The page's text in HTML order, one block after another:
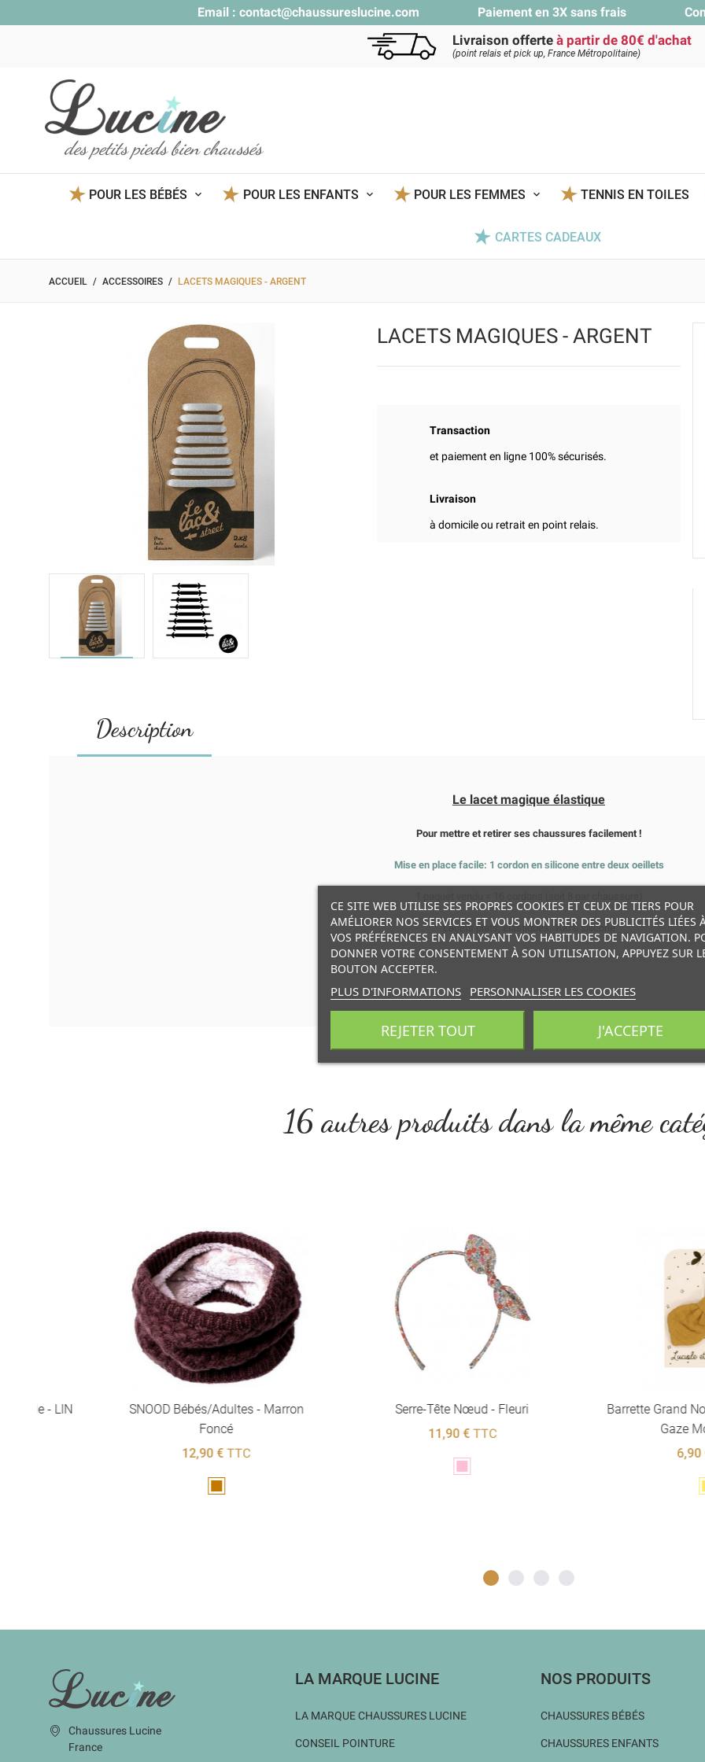
Email : contact@chaussureslucine.com Paiement en 3X sans frais
Livraison offerte à partir de 80€ d'achat
(point relais et pick up, France Métropolitaine)
des petits pieds bien chaussés
POUR LES BÉBÉS POUR LES ENFANTS POUR LES FEMMES TENNIS EN TOILES
CARTES CADEAUX
ACCUEIL ACCESSOIRES LACETS MAGIQUES - ARGENT
LACETS MAGIQUES - ARGENT
Transaction
et paiement en ligne 100% sécurisés.
Livraison
à domicile ou retrait en point relais.
Description
Le lacet magique élastique
Pour mettre et retirer ses chaussures facilement !
Mise en place facile: 1 cordon en silicone entre deux oeillets
Lacets plats, élastiqués, 100% silicone
16 autres produits dans la même
SNOOD Bébés/adultes - Marron
TTC
Serre-Tête Nœud - Fleuri
TTC
Barrette Grand Noeud
Gaze Moutarde...
TTC
INFORMATIONS
Chaussures Lucine
France
LA MARQUE LUCINE
LA MARQUE CHAUSSURES LUCINE
CONSEIL POINTURE
NOS PRODUITS
CHAUSSURES BÉBÉS
CHAUSSURES ENFANTS
CE SITE WEB UTILISE SES PROPRES COOKIES ET CEUX DE TIERS POUR
AMÉLIORER NOS SERVICES ET VOUS MONTRER DES PUBLICITÉS LIÉES
VOS PRÉFÉRENCES EN ANALYSANT VOS HABITUDES DE NAVIGATION.
DONNER VOTRE CONSENTEMENT À SON UTILISATION, APPUYEZ SUR
BOUTON ACCEPTER.
PLUS D'INFORMATIONS PERSONNALISER LES COOKIES
REJETER TOUT J'ACCEPTE